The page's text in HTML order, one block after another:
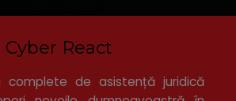
Cyber React
complete de asistență juridică